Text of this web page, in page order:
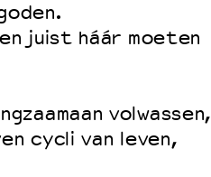
VNPF
juist háár moeten
volwassen,
cycli van leven,